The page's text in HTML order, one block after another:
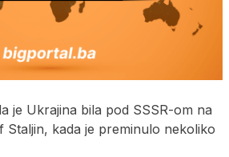
je Ukrajina bila pod SSSR-om na
Staljin, kada je preminulo nekoliko